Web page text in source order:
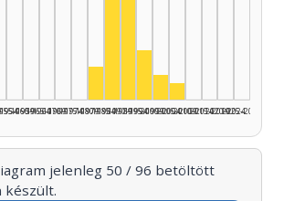
1960–1964
1965–1969
1970–1974
1975–1979
1980–1984
1985–1989
Színész, 1990–1994: 15
1990–1994
Színész, 1995–1999:
1995–1999
Színész,
2000–2004Színész,
2005–2009
2010–2014
2015–2019
2020–2024
2025–2026
jelenleg 50 / 96 betöltött
készült.